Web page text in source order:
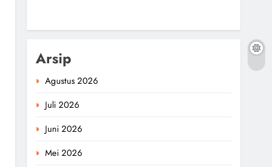
Arsip
Agustus 2026
Juli 2026
Juni 2026
Mei 2026